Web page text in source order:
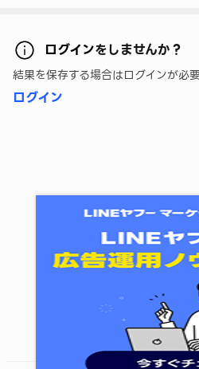
ログインをしませんか？
結果を保存する場合はログインが必
ログイン
終了する